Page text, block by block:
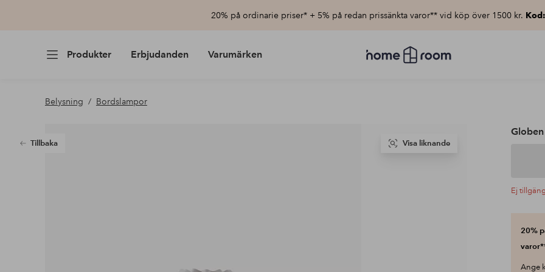
20% på ordinarie priser* + 5% på redan prissänkta varor** vid köp över 1500 kr.
Produkter Erbjudanden Varumärken
Homeroom
–
Belysning Bordslampor
Tillbaka Visa liknande
Ej
20%
Ange